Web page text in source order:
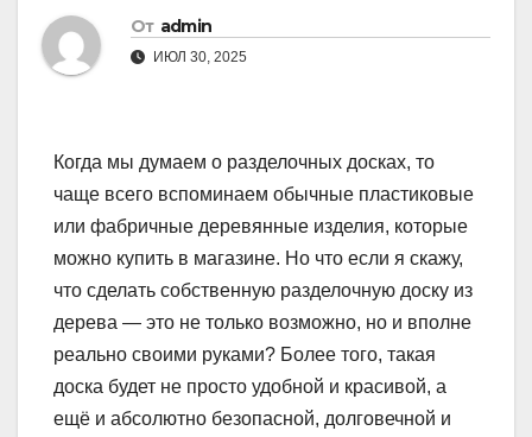
От admin
ИЮЛ 30, 2025
Когда мы думаем о разделочных досках, то
чаще всего вспоминаем обычные пластиковые
или фабричные деревянные изделия, которые
можно купить в магазине. Но что если я скажу,
что сделать собственную разделочную доску из
дерева — это не только возможно, но и вполне
реально своими руками? Более того, такая
доска будет не просто удобной и красивой, а
ещё и абсолютно безопасной, долговечной и